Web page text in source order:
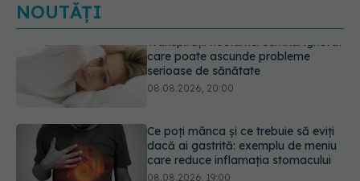
NOUTĂȚI
Ce poți mânca și ce trebuie să eviți
dacă ai gastrită: exemplu de meniu
care reduce inflamația stomacului
Microplasticele pot traversa bariera
placentară și modifica hormonii